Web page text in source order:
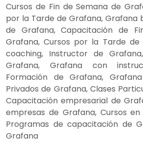
Cursos de Fin de Semana de
por la Tarde de Grafana, Grafana
de Grafana, Capacitación de
Grafana, Cursos por la Tarde de
coaching, Instructor de
Grafana, Grafana con
Formación de Grafana,
Privados de Grafana, Clases
Capacitación empresarial de
empresas de Grafana, Cursos
Programas de capacitación de
Grafana